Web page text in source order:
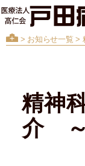
> お知らせ一覧 >
精神
介 ～